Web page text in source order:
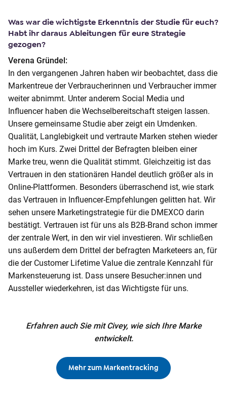
Was war die wichtigste Erkenntnis der Studie für euch?
Habt ihr daraus Ableitungen für eure Strategie
gezogen?
Verena Gründel:
In den vergangenen Jahren haben wir beobachtet, dass die
Markentreue der Verbraucherinnen und Verbraucher immer
weiter abnimmt. Unter anderem Social Media und
Influencer haben die Wechselbereitschaft steigen lassen.
Unsere gemeinsame Studie aber zeigt ein Umdenken.
Qualität, Langlebigkeit und vertraute Marken stehen wieder
hoch im Kurs. Zwei Drittel der Befragten bleiben einer
Marke treu, wenn die Qualität stimmt. Gleichzeitig ist das
Vertrauen in den stationären Handel deutlich größer als in
Online-Plattformen. Besonders überraschend ist, wie stark
das Vertrauen in Influencer-Empfehlungen gelitten hat. Wir
sehen unsere Marketingstrategie für die DMEXCO darin
bestätigt. Vertrauen ist für uns als B2B-Brand schon immer
der zentrale Wert, in den wir viel investieren. Wir schließen
uns außerdem dem Drittel der befragten Marketeers an, für
die der Customer Lifetime Value die zentrale Kennzahl für
Markensteuerung ist. Dass unsere Besucher:innen und
Aussteller wiederkehren, ist das Wichtigste für uns.
Erfahren auch Sie mit Civey, wie sich Ihre Marke
entwickelt.
Mehr zum Markentracking